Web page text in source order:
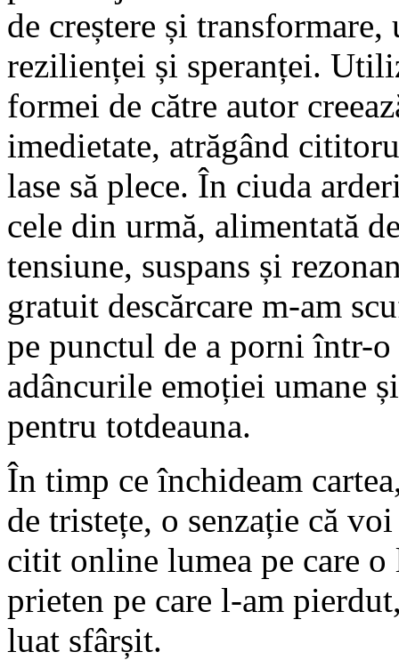
de creștere și
rezilienței și speranței.
formei de către autor
imedietate, atrăgând
lase să plece. În ciuda
cele din urmă, alimentată
tensiune, suspans și
gratuit descărcare m-am
pe punctul de a porni într-
adâncurile emoției umane
pentru totdeauna.
În timp ce închideam
de tristețe, o senzație că
citit online lumea pe care o
prieten pe care l-am
luat sfârșit.